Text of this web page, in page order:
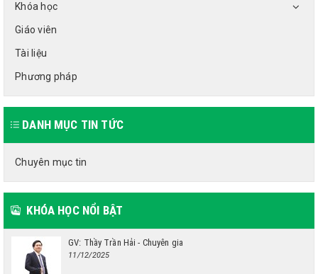
Khóa học
Giáo viên
Tài liệu
Phương pháp
DANH MỤC TIN TỨC
Chuyên mục tin
KHÓA HỌC NỔI BẬT
GV: Thầy Trần Hải - Chuyên gia
11/12/2025